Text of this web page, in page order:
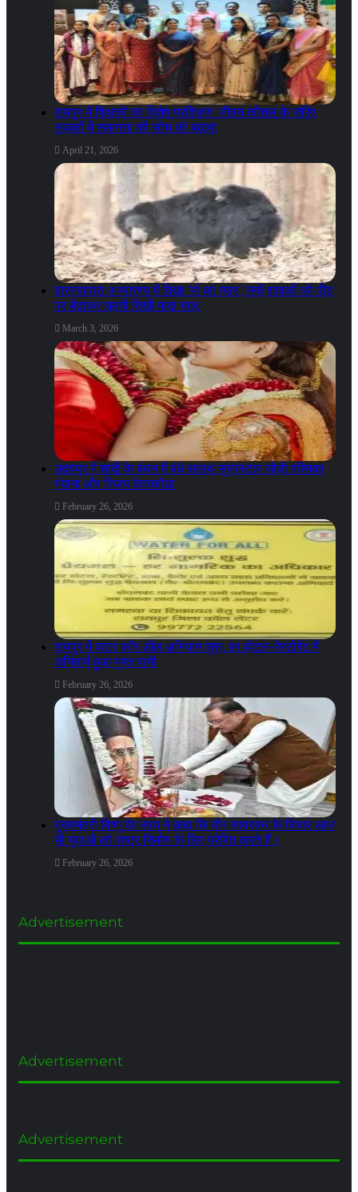
रायपुर में शिक्षकों का विशेष प्रशिक्षण: जीवन कौशल के जरिए
लड़कों में समानता की सोच को बढ़ावा
April 21, 2026
बारनवापारा अभ्यारण्य में दिखा ‘मां का प्यार’, नन्हें शावकों को पीठ
पर बैठाकर घूमती दिखी मादा भालू
March 3, 2026
उदयपुर में शादी के बंधन में बंधे साउथ सुपरस्टार जोड़ी रश्मिका
मंदाना और विजय देवरकोंडा
February 26, 2026
रायपुर में वाटर फॉर ऑल अभियान शुरू, हर होटल-रेस्टोरेंट में
अनिवार्य हुआ मुफ्त पानी
February 26, 2026
मुख्यमंत्री विष्णु देव साय ने कहा कि वीर सावरकर के विचार आज
भी युवाओं को राष्ट्र निर्माण के लिए प्रेरित करते हैं।
February 26, 2026
Advertisement
Advertisement
Advertisement